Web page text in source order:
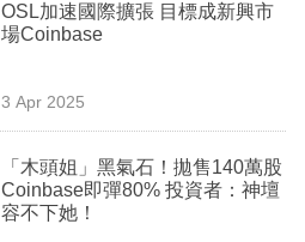
OSL加速國際擴張 目標成新興市
場Coinbase
3 Apr 2025
「木頭姐」黑氣石！拋售140萬股
Coinbase即彈80% 投資者：神壇
容不下她！